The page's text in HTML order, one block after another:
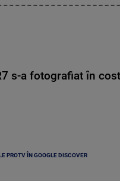
s-a fotografiat în
PROTV ÎN GOOGLE DISCOVER